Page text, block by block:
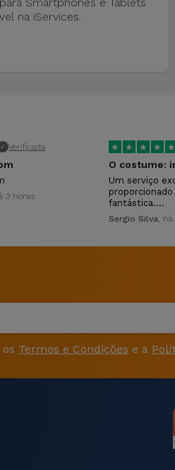
na iServices.
✓ Verificada
3 horas
★ ★ ★ ★ ★
O costume:
Um serviço
fantástica.…
Sergio Silva, há
Termos e Condições e a